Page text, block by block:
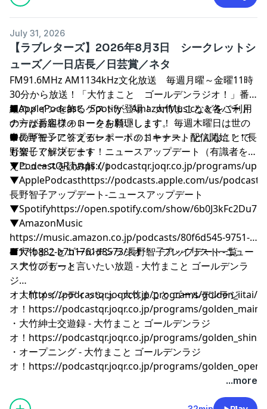
July 31, 2026
【ラブレターズ】2026年8月3日 シークレットシ
ューズ／一日店長／日芸賞／ネタ
FM91.6MHz AM1134kHz文化放送 毎週月曜～金曜11時
30分から放送！「大竹まこと ゴールデンラジオ！」番
組のメインを飾るゲストが登場！ 大竹まこと＆各パート
ナーがお客様のトークを料理します。 毎週木曜日は世の
中のギモンに答えるレポートのコーナー。 どんなことで
も楽しく解決します！
■ApplePodcast、Spotify、AmazonMusicなどをご利用
の方は番組フォローをお願いします！
■長野智子アップデート ポッドキャスト配信開始！！長
野智子アップデート ニュースアップデート（有識者を迎
えニュースを読み解く）
▼PodcastQR⁠⁠⁠⁠⁠⁠⁠⁠⁠⁠⁠⁠⁠⁠⁠⁠⁠⁠⁠⁠⁠⁠⁠⁠⁠⁠⁠⁠⁠⁠⁠⁠⁠⁠⁠⁠⁠⁠⁠⁠⁠⁠⁠⁠⁠⁠⁠⁠⁠⁠⁠⁠⁠⁠⁠⁠⁠⁠⁠⁠⁠⁠⁠⁠⁠⁠⁠⁠⁠⁠⁠⁠⁠⁠⁠⁠⁠⁠⁠⁠⁠⁠⁠⁠⁠⁠⁠⁠⁠⁠⁠⁠⁠⁠⁠⁠⁠⁠⁠⁠⁠⁠⁠⁠⁠⁠⁠⁠⁠⁠⁠⁠⁠⁠⁠⁠⁠⁠⁠⁠⁠⁠⁠⁠⁠⁠⁠⁠⁠⁠⁠⁠⁠⁠⁠⁠⁠⁠⁠⁠⁠⁠⁠⁠⁠⁠⁠⁠⁠⁠⁠⁠⁠⁠⁠⁠https://podcastqr.joqr.co.jp/programs/up⁠⁠⁠⁠⁠⁠⁠⁠⁠⁠⁠⁠⁠⁠⁠⁠⁠⁠⁠⁠⁠⁠⁠⁠⁠⁠⁠⁠⁠⁠⁠⁠⁠⁠⁠⁠⁠⁠⁠⁠⁠⁠⁠⁠⁠⁠⁠⁠⁠⁠⁠⁠⁠⁠⁠⁠⁠⁠⁠⁠⁠⁠⁠⁠⁠⁠⁠⁠⁠⁠⁠⁠⁠⁠⁠⁠⁠⁠⁠⁠⁠⁠⁠⁠⁠⁠⁠⁠⁠⁠⁠⁠⁠⁠⁠⁠⁠⁠⁠⁠⁠⁠⁠⁠⁠⁠⁠⁠⁠⁠⁠⁠⁠⁠⁠⁠⁠⁠⁠⁠⁠⁠⁠⁠⁠⁠⁠⁠⁠⁠⁠⁠⁠⁠⁠⁠⁠⁠⁠⁠⁠⁠⁠⁠⁠⁠⁠⁠⁠⁠⁠⁠⁠⁠⁠⁠
▼ApplePodcast⁠⁠⁠⁠⁠⁠⁠⁠⁠⁠⁠⁠⁠⁠⁠⁠⁠⁠⁠⁠⁠⁠⁠⁠⁠⁠⁠⁠⁠⁠⁠⁠⁠⁠⁠⁠⁠⁠⁠⁠⁠⁠⁠⁠⁠⁠⁠⁠⁠⁠⁠⁠⁠⁠⁠⁠⁠⁠⁠⁠⁠⁠⁠⁠⁠⁠⁠⁠⁠⁠⁠⁠⁠⁠⁠⁠⁠⁠⁠⁠⁠⁠⁠⁠⁠⁠⁠⁠⁠⁠⁠⁠⁠⁠⁠⁠⁠⁠⁠⁠⁠⁠⁠⁠⁠⁠⁠⁠⁠⁠⁠⁠⁠⁠⁠⁠⁠⁠⁠⁠⁠⁠⁠⁠⁠⁠⁠⁠⁠⁠⁠⁠⁠⁠⁠⁠⁠⁠⁠⁠⁠⁠⁠⁠⁠⁠⁠⁠⁠⁠⁠⁠⁠⁠⁠⁠https://podcasts.apple.com/us/podcast/
長野智子アップデート-ニュースアップデート⁠⁠⁠⁠⁠⁠⁠⁠⁠⁠⁠⁠⁠⁠⁠⁠⁠⁠⁠⁠⁠⁠⁠⁠⁠⁠⁠⁠⁠⁠⁠⁠⁠⁠⁠⁠⁠⁠⁠⁠⁠⁠⁠⁠⁠⁠⁠⁠⁠⁠⁠⁠⁠⁠⁠⁠⁠⁠⁠⁠⁠⁠⁠⁠⁠⁠⁠⁠⁠⁠⁠⁠⁠⁠⁠⁠⁠⁠⁠⁠⁠⁠⁠⁠⁠⁠⁠⁠⁠⁠⁠⁠⁠⁠⁠⁠⁠⁠⁠⁠⁠⁠⁠⁠⁠⁠⁠⁠⁠⁠⁠⁠⁠⁠⁠⁠⁠⁠⁠⁠⁠⁠⁠⁠⁠⁠⁠⁠⁠⁠⁠⁠⁠⁠⁠⁠⁠⁠⁠⁠⁠⁠⁠⁠⁠⁠⁠⁠⁠⁠⁠⁠⁠⁠⁠⁠
▼Spotify⁠⁠⁠⁠⁠⁠⁠⁠⁠⁠⁠⁠⁠⁠⁠⁠⁠⁠⁠⁠⁠⁠⁠⁠⁠⁠⁠⁠⁠⁠⁠⁠⁠⁠⁠⁠⁠⁠⁠⁠⁠⁠⁠⁠⁠⁠⁠⁠⁠⁠⁠⁠⁠⁠⁠⁠⁠⁠⁠⁠⁠⁠⁠⁠⁠⁠⁠⁠⁠⁠⁠⁠⁠⁠⁠⁠⁠⁠⁠⁠⁠⁠⁠⁠⁠⁠⁠⁠⁠⁠⁠⁠⁠⁠⁠⁠⁠⁠⁠⁠⁠⁠⁠⁠⁠⁠⁠⁠⁠⁠⁠⁠⁠⁠⁠⁠⁠⁠⁠⁠⁠⁠⁠⁠⁠⁠⁠⁠⁠⁠⁠⁠⁠⁠⁠⁠⁠⁠⁠⁠⁠⁠⁠⁠⁠⁠⁠⁠⁠⁠⁠⁠⁠⁠⁠⁠https://open.spotify.com/show/
▼AmazonMusic
⁠⁠⁠⁠⁠⁠⁠⁠⁠⁠⁠⁠⁠⁠⁠⁠⁠⁠⁠⁠⁠⁠⁠⁠⁠⁠⁠⁠⁠⁠⁠⁠⁠⁠⁠⁠⁠⁠⁠⁠⁠⁠⁠⁠⁠⁠⁠⁠⁠⁠⁠⁠⁠⁠⁠⁠⁠⁠⁠⁠⁠⁠⁠⁠⁠⁠⁠⁠⁠⁠⁠⁠⁠⁠⁠⁠⁠⁠⁠⁠⁠⁠⁠⁠⁠⁠⁠⁠⁠⁠⁠⁠⁠⁠⁠⁠⁠⁠⁠⁠⁠⁠⁠⁠⁠⁠⁠⁠⁠⁠⁠⁠⁠⁠⁠⁠⁠⁠⁠⁠⁠⁠⁠⁠⁠⁠⁠⁠⁠⁠⁠⁠⁠⁠⁠⁠⁠⁠⁠⁠⁠⁠⁠⁠⁠⁠⁠⁠⁠⁠⁠⁠⁠⁠⁠⁠https://music.amazon.co.jp/podcasts/80f6d545-9751-
4f17-b882-b7b1761d8573/長野智子アップデート-ニュー
スアップデート⁠⁠⁠⁠⁠⁠⁠⁠⁠⁠⁠⁠⁠⁠⁠⁠⁠⁠⁠⁠⁠⁠⁠⁠⁠⁠⁠⁠⁠⁠⁠⁠⁠⁠⁠⁠⁠⁠⁠⁠⁠⁠⁠⁠⁠⁠⁠⁠⁠⁠⁠⁠⁠⁠⁠⁠⁠⁠⁠⁠⁠⁠⁠⁠⁠⁠⁠⁠⁠⁠⁠⁠⁠⁠⁠⁠⁠⁠⁠⁠⁠⁠⁠⁠⁠⁠⁠⁠⁠⁠⁠⁠⁠⁠⁠⁠⁠⁠⁠⁠⁠⁠⁠⁠⁠⁠⁠⁠⁠⁠⁠⁠⁠⁠⁠⁠⁠⁠⁠⁠⁠⁠⁠⁠⁠⁠⁠⁠⁠⁠⁠⁠⁠⁠⁠⁠⁠⁠⁠⁠⁠⁠⁠⁠⁠⁠⁠⁠⁠⁠⁠⁠⁠⁠⁠⁠
■大竹まことゴールデンラジオ！ プレイリスト一覧
・大竹のもっと言いたい放題 - 大竹まこと ゴールデンラ
ジ
オ！⁠⁠⁠⁠⁠⁠⁠⁠⁠⁠⁠⁠⁠⁠⁠⁠⁠⁠⁠⁠⁠⁠⁠⁠⁠⁠⁠⁠⁠⁠⁠⁠⁠⁠⁠⁠⁠⁠⁠⁠⁠⁠⁠⁠⁠⁠⁠⁠⁠⁠⁠⁠⁠⁠⁠⁠⁠⁠⁠⁠⁠⁠⁠⁠⁠⁠⁠⁠⁠⁠⁠⁠⁠⁠⁠⁠⁠⁠⁠⁠⁠⁠⁠⁠⁠⁠⁠⁠⁠⁠⁠⁠⁠⁠⁠⁠⁠⁠⁠⁠⁠⁠⁠⁠⁠⁠⁠⁠⁠⁠⁠⁠⁠⁠⁠⁠⁠⁠⁠⁠⁠⁠⁠⁠⁠⁠⁠⁠⁠⁠⁠⁠⁠⁠⁠⁠⁠⁠⁠⁠⁠⁠⁠⁠⁠⁠⁠⁠⁠⁠⁠⁠⁠⁠⁠⁠https://podcastqr.joqr.co.jp/programs/golden_iitai/⁠⁠⁠⁠⁠⁠⁠⁠⁠⁠⁠⁠⁠⁠⁠⁠⁠⁠⁠⁠⁠⁠⁠⁠⁠⁠⁠⁠⁠⁠⁠⁠⁠⁠⁠⁠⁠⁠⁠⁠⁠⁠⁠⁠⁠⁠⁠⁠⁠⁠⁠⁠⁠⁠⁠⁠⁠⁠⁠⁠⁠⁠⁠⁠⁠⁠⁠⁠⁠⁠⁠⁠⁠⁠⁠⁠⁠⁠⁠⁠⁠⁠⁠⁠⁠⁠⁠⁠⁠⁠⁠⁠⁠⁠⁠⁠⁠⁠⁠⁠⁠⁠⁠⁠⁠⁠⁠⁠⁠⁠⁠⁠⁠⁠⁠⁠⁠⁠⁠⁠⁠⁠⁠⁠⁠⁠⁠⁠⁠⁠⁠⁠⁠⁠⁠⁠⁠⁠⁠⁠⁠⁠⁠⁠⁠⁠⁠⁠⁠⁠⁠⁠⁠⁠⁠⁠
・大竹メインディッシュ - 大竹まこと ゴールデンラジ
オ！ ⁠⁠⁠⁠⁠⁠⁠⁠⁠⁠⁠⁠⁠⁠⁠⁠⁠⁠⁠⁠⁠⁠⁠⁠⁠⁠⁠⁠⁠⁠⁠⁠⁠⁠⁠⁠⁠⁠⁠⁠⁠⁠⁠⁠⁠⁠⁠⁠⁠⁠⁠⁠⁠⁠⁠⁠⁠⁠⁠⁠⁠⁠⁠⁠⁠⁠⁠⁠⁠⁠⁠⁠⁠⁠⁠⁠⁠⁠⁠⁠⁠⁠⁠⁠⁠⁠⁠⁠⁠⁠⁠⁠⁠⁠⁠⁠⁠⁠⁠⁠⁠⁠⁠⁠⁠⁠⁠⁠⁠⁠⁠⁠⁠⁠⁠⁠⁠⁠⁠⁠⁠⁠⁠⁠⁠⁠⁠⁠⁠⁠⁠⁠⁠⁠⁠⁠⁠⁠⁠⁠⁠⁠⁠⁠⁠⁠⁠⁠⁠⁠⁠⁠⁠⁠⁠⁠https://podcastqr.joqr.co.jp/programs/golden_main⁠⁠⁠⁠⁠⁠⁠⁠⁠⁠⁠⁠⁠⁠⁠⁠⁠⁠⁠⁠⁠⁠⁠⁠⁠⁠⁠⁠⁠⁠⁠⁠⁠⁠⁠⁠⁠⁠⁠⁠⁠⁠⁠⁠⁠⁠⁠⁠⁠⁠⁠⁠⁠⁠⁠⁠⁠⁠⁠⁠⁠⁠⁠⁠⁠⁠⁠⁠⁠⁠⁠⁠⁠⁠⁠⁠⁠⁠⁠⁠⁠⁠⁠⁠⁠⁠⁠⁠⁠⁠⁠⁠⁠⁠⁠⁠⁠⁠⁠⁠⁠⁠⁠⁠⁠⁠⁠⁠⁠⁠⁠⁠⁠⁠⁠⁠⁠⁠⁠⁠⁠⁠⁠⁠⁠⁠⁠⁠⁠⁠⁠⁠⁠⁠⁠⁠⁠⁠⁠⁠⁠⁠⁠⁠⁠⁠⁠⁠⁠⁠⁠⁠⁠⁠⁠⁠
・大竹紳士交遊録 - 大竹まこと ゴールデンラジ
オ！ ⁠⁠⁠⁠⁠⁠⁠⁠⁠⁠⁠⁠⁠⁠⁠⁠⁠⁠⁠⁠⁠⁠⁠⁠⁠⁠⁠⁠⁠⁠⁠⁠⁠⁠⁠⁠⁠⁠⁠⁠⁠⁠⁠⁠⁠⁠⁠⁠⁠⁠⁠⁠⁠⁠⁠⁠⁠⁠⁠⁠⁠⁠⁠⁠⁠⁠⁠⁠⁠⁠⁠⁠⁠⁠⁠⁠⁠⁠⁠⁠⁠⁠⁠⁠⁠⁠⁠⁠⁠⁠⁠⁠⁠⁠⁠⁠⁠⁠⁠⁠⁠⁠⁠⁠⁠⁠⁠⁠⁠⁠⁠⁠⁠⁠⁠⁠⁠⁠⁠⁠⁠⁠⁠⁠⁠⁠⁠⁠⁠⁠⁠⁠⁠⁠⁠⁠⁠⁠⁠⁠⁠⁠⁠⁠⁠⁠⁠⁠⁠⁠⁠⁠⁠⁠⁠⁠https://podcastqr.joqr.co.jp/programs/
・オープニング - 大竹まこと ゴールデンラジ
オ！ ⁠⁠⁠⁠⁠⁠⁠⁠⁠⁠⁠⁠⁠⁠⁠⁠⁠⁠⁠⁠⁠⁠⁠⁠⁠⁠⁠⁠⁠⁠⁠⁠⁠⁠⁠⁠⁠⁠⁠⁠⁠⁠⁠⁠⁠⁠⁠⁠⁠⁠⁠⁠⁠⁠⁠⁠⁠⁠⁠⁠⁠⁠⁠⁠⁠⁠⁠⁠⁠⁠⁠⁠⁠⁠⁠⁠⁠⁠⁠⁠⁠⁠⁠⁠⁠⁠⁠⁠⁠⁠⁠⁠⁠⁠⁠⁠⁠⁠⁠⁠⁠⁠⁠⁠⁠⁠⁠⁠⁠⁠⁠⁠⁠⁠⁠⁠⁠⁠⁠⁠⁠⁠⁠⁠⁠⁠⁠⁠⁠⁠⁠⁠⁠⁠⁠⁠⁠⁠⁠⁠⁠⁠⁠⁠⁠⁠⁠⁠⁠⁠⁠⁠⁠⁠⁠⁠https://podcastqr.joqr.co.jp/programs/
...more